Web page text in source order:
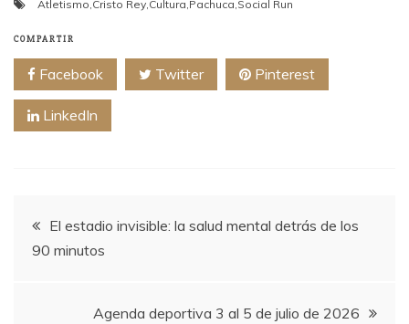
Atletismo Cristo Rey Cultura Pachuca Social Run
COMPARTIR
Facebook Twitter Pinterest
LinkedIn
Navegación
de
El estadio invisible: la salud mental detrás de los
90 minutos
Agenda deportiva 3 al 5 de julio de 2026